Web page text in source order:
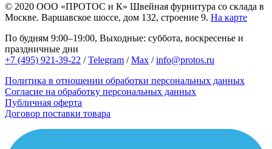
© 2020 ООО «ПРОТОС и К» Швейная фурнитура со склада в
Москве. Варшавское шоссе, дом 132, строение 9. На карте
По будням 9:00–19:00, Выходные: суббота, воскресенье и
праздничные дни
+7 (495) 921-39-22 /Telegram /Max /info@protos.ru
Политика в отношении обработки персональных данных
Согласие на обработку персональных данных
Публичная оферта
Договор поставки товара